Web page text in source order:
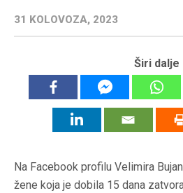
31 KOLOVOZA, 2023
Širi dalje
Na Facebook profilu Velimira
žene koja je dobila 15 dana